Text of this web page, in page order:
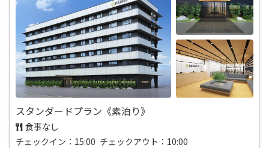
スタンダードプラン《素泊り》
食事なし
チェックイン：15:00 チェックアウト：10:00